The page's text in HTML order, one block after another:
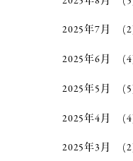
2025年7月
2025年6月
2025年5月
2025年4月
2025年3月